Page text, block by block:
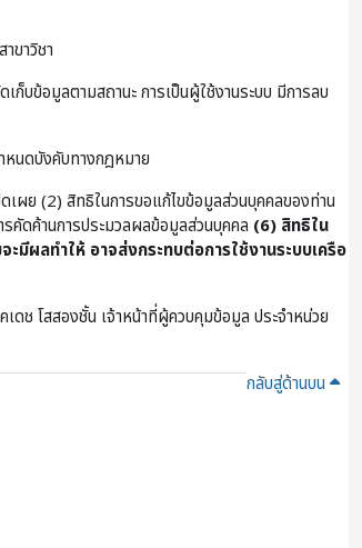
ขาวิชา
บข้อมูลตามสถานะ การเป็นผู้ใช้งานระบบ มีการลบ
หนดบังคับทางกฎหมาย
ผย (2) สิทธิในการขอแก้ไขข้อมูลส่วนบุคคลของท่าน
คัดค้านการประมวลผลข้อมูลส่วนบุคคล (6) สิทธิใน
มีผลทำให้ อาจส่งกระทบต่อการใช้งานระบบเครือ
ช โสสองชั้น เจ้าหน้าที่ผู้ควบคุมข้อมูล ประจําหน่วย
กลับสู่ด้านบน